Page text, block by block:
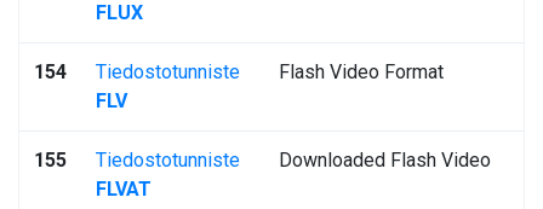
FLUX
154
Tiedostotunniste
FLV
Flash Video Format
155
Tiedostotunniste
FLVAT
Downloaded Flash Video